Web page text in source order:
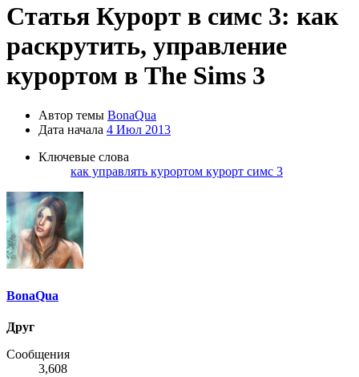
Статья Курорт в симс 3: как
раскрутить, управление
курортом в The Sims 3
Автор темы BonaQua
Дата начала 4 Июл 2013
Ключевые слова
как управлять курортом курорт симс 3
BonaQua
Друг
Сообщения
3,608